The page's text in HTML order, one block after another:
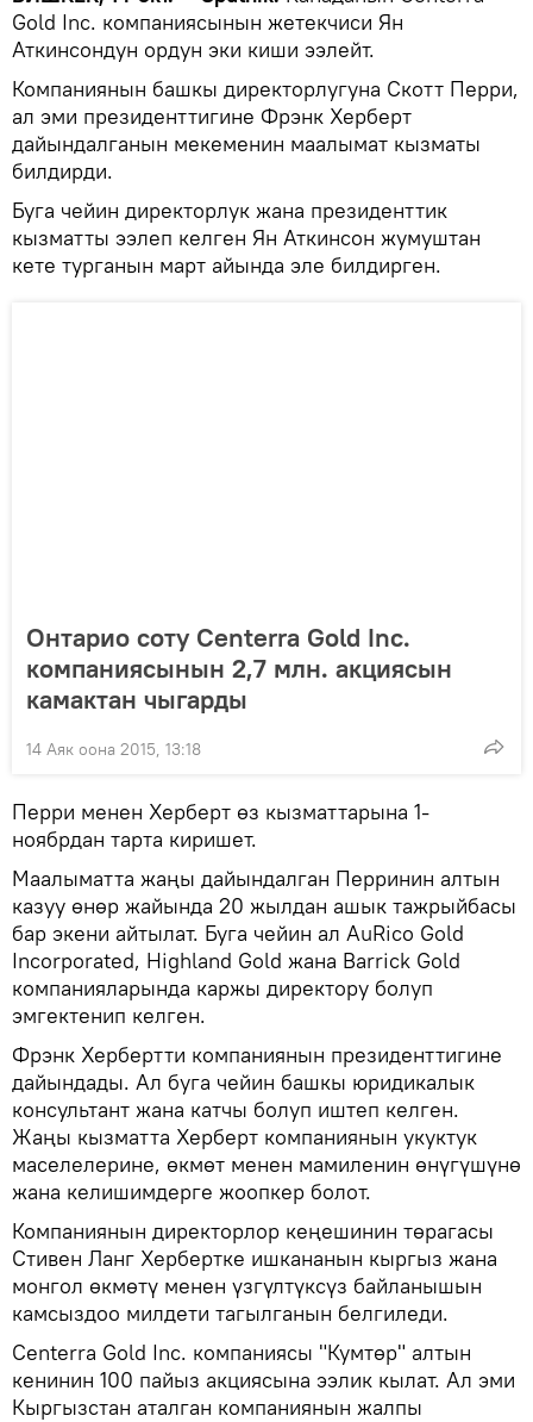
Gold Inc. компаниясынын жетекчиси Ян
Аткинсондун ордун эки киши ээлейт.
Компаниянын башкы директорлугуна Скотт Перри,
ал эми президенттигине Фрэнк Херберт
дайындалганын мекеменин маалымат кызматы
билдирди.
Буга чейин директорлук жана президенттик
кызматты ээлеп келген Ян Аткинсон жумуштан
кете турганын март айында эле билдирген.
Онтарио соту Centerra Gold Inc.
компаниясынын 2,7 млн. акциясын
камактан чыгарды
14 Аяк оона 2015, 13:18
Перри менен Херберт өз кызматтарына 1-
ноябрдан тарта киришет.
Маалыматта жаңы дайындалган Перринин алтын
казуу өнөр жайында 20 жылдан ашык тажрыйбасы
бар экени айтылат. Буга чейин ал AuRico Gold
Incorporated, Highland Gold жана Barrick Gold
компанияларында каржы директору болуп
эмгектенип келген.
Фрэнк Хербертти компаниянын президенттигине
дайындады. Ал буга чейин башкы юридикалык
консультант жана катчы болуп иштеп келген.
Жаңы кызматта Херберт компаниянын укуктук
маселелерине, өкмөт менен мамиленин өнүгүшүнө
жана келишимдерге жоопкер болот.
Компаниянын директорлор кеңешинин төрагасы
Стивен Ланг Хербертке ишкананын кыргыз жана
монгол өкмөтү менен үзгүлтүксүз байланышын
камсыздоо милдети тагылганын белгиледи.
Centerra Gold Inc. компаниясы "Кумтөр" алтын
кенинин 100 пайыз акциясына ээлик кылат. Ал эми
Кыргызстан аталган компаниянын жалпы